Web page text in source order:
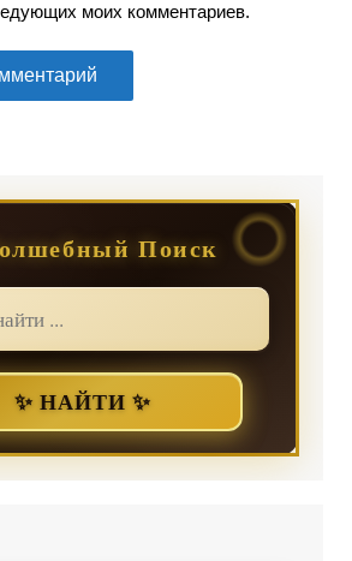
моих комментариев.
Поиск
✨ НАЙТИ ✨